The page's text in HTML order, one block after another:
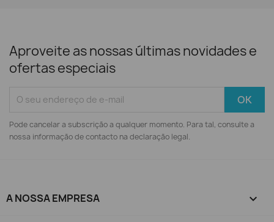
Aproveite as nossas últimas novidades e
ofertas especiais
Pode cancelar a subscrição a qualquer momento. Para tal, consulte a
nossa informação de contacto na declaração legal.
A NOSSA EMPRESA 